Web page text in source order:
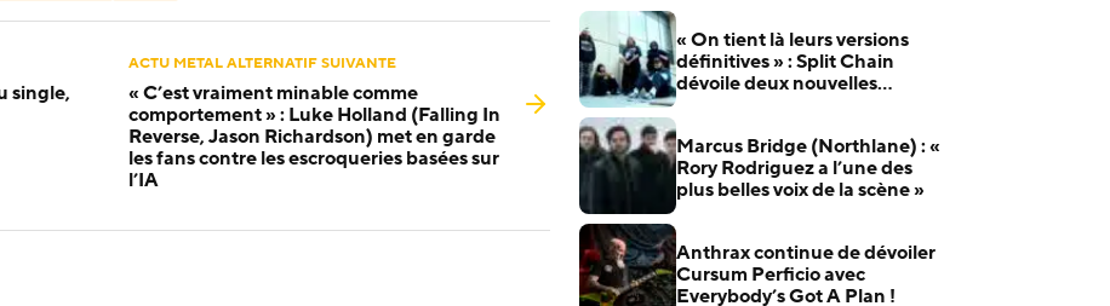
single,
ACTU METAL ALTERNATIF SUIVANTE
« C’est vraiment minable comme
comportement » : Luke Holland (Falling In
Reverse, Jason Richardson) met en garde
les fans contre les escroqueries basées sur
l’IA
« On tient là leurs versions
définitives » : Split Chain
dévoile deux nouvelles
Marcus Bridge (Northlane) : «
Rory Rodriguez a l’une des
plus belles voix de la scène »
Anthrax continue de dévoiler
Cursum Perficio avec
Everybody’s Got A Plan !